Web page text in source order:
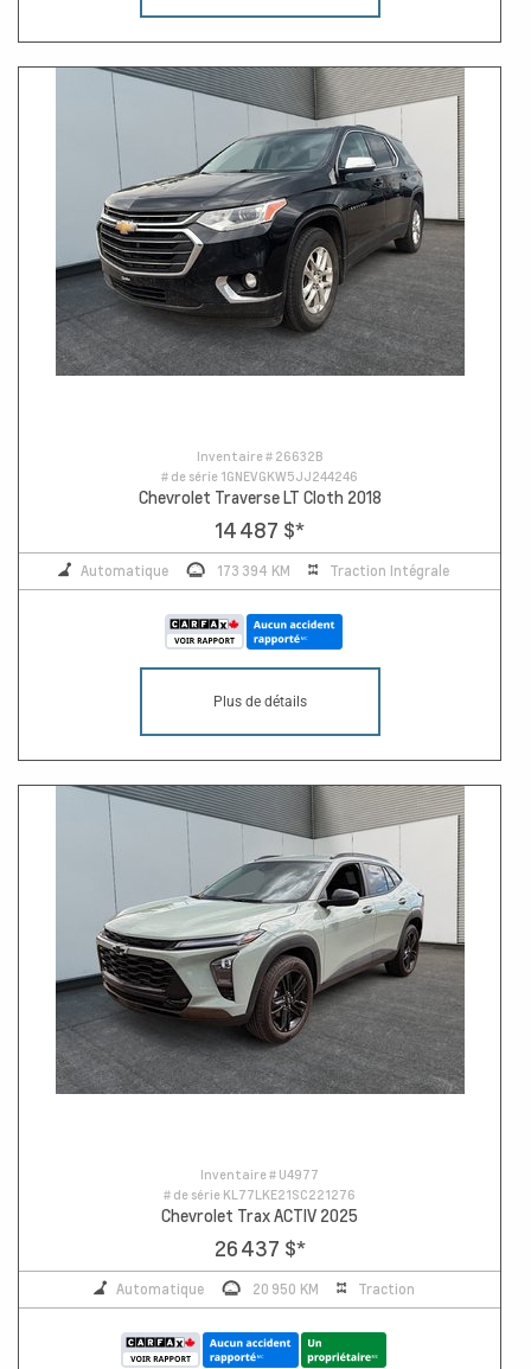
Inventaire # 26632B
# de série 1GNEVGKW5JJ244246
Chevrolet Traverse LT Cloth 2018
14 487 $*
Automatique 173 394 KM Traction Intégrale
Plus de détails
Inventaire # U4977
# de série KL77LKE21SC221276
Chevrolet Trax ACTIV 2025
26 437 $*
Automatique 20 950 KM Traction